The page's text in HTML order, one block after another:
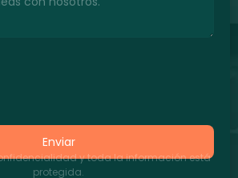
Enviar
y toda la información está
protegida.